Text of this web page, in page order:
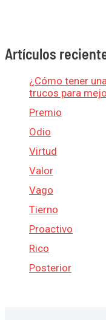
Artículos
¿Cómo tener
trucos para
Premio
Odio
Virtud
Valor
Vago
Tierno
Proactivo
Rico
Posterior